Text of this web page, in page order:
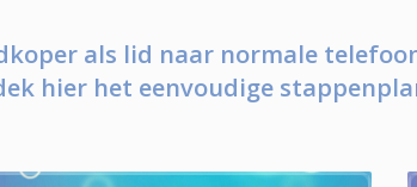
als lid naar normale
hier het eenvoudige